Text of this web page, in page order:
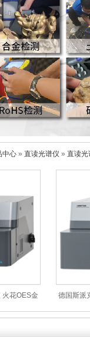
中心 » 直读光谱仪 » 直读光
花OES金 德国斯派
属